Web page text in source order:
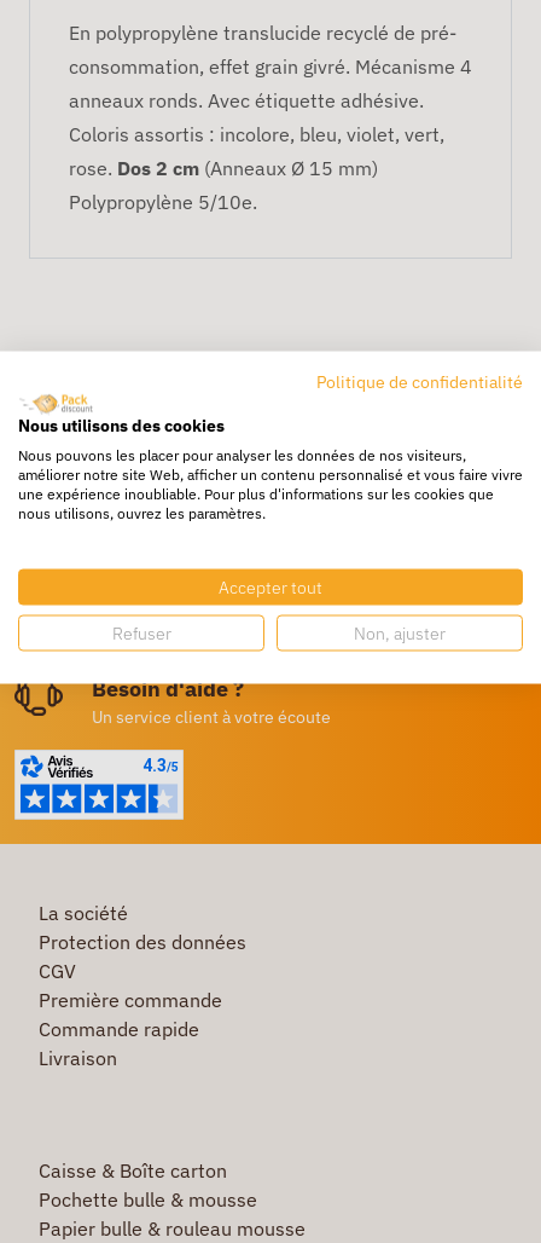
En polypropylène translucide recyclé de pré-
consommation, effet grain givré. Mécanisme 4
anneaux ronds. Avec étiquette adhésive.
Coloris assortis : incolore, bleu, violet, vert,
rose. Dos 2 cm (Anneaux Ø 15 mm)
Polypropylène 5/10e.
Livraison rapide
24/72h partout en europe
Destockage
Profitez de prix bas toute l’année
Besoin d'aide ?
Un service client à votre écoute
La société
Protection des données
CGV
Première commande
Commande rapide
Livraison
Caisse & Boîte carton
Pochette bulle & mousse
Papier bulle & rouleau mousse
Politique de confidentialité
Nous utilisons des cookies
Nous pouvons les placer pour analyser les données de nos visiteurs,
améliorer notre site Web, afficher un contenu personnalisé et vous faire vivre
une expérience inoubliable. Pour plus d'informations sur les cookies que
nous utilisons, ouvrez les paramètres.
Accepter tout
Refuser Non, ajuster